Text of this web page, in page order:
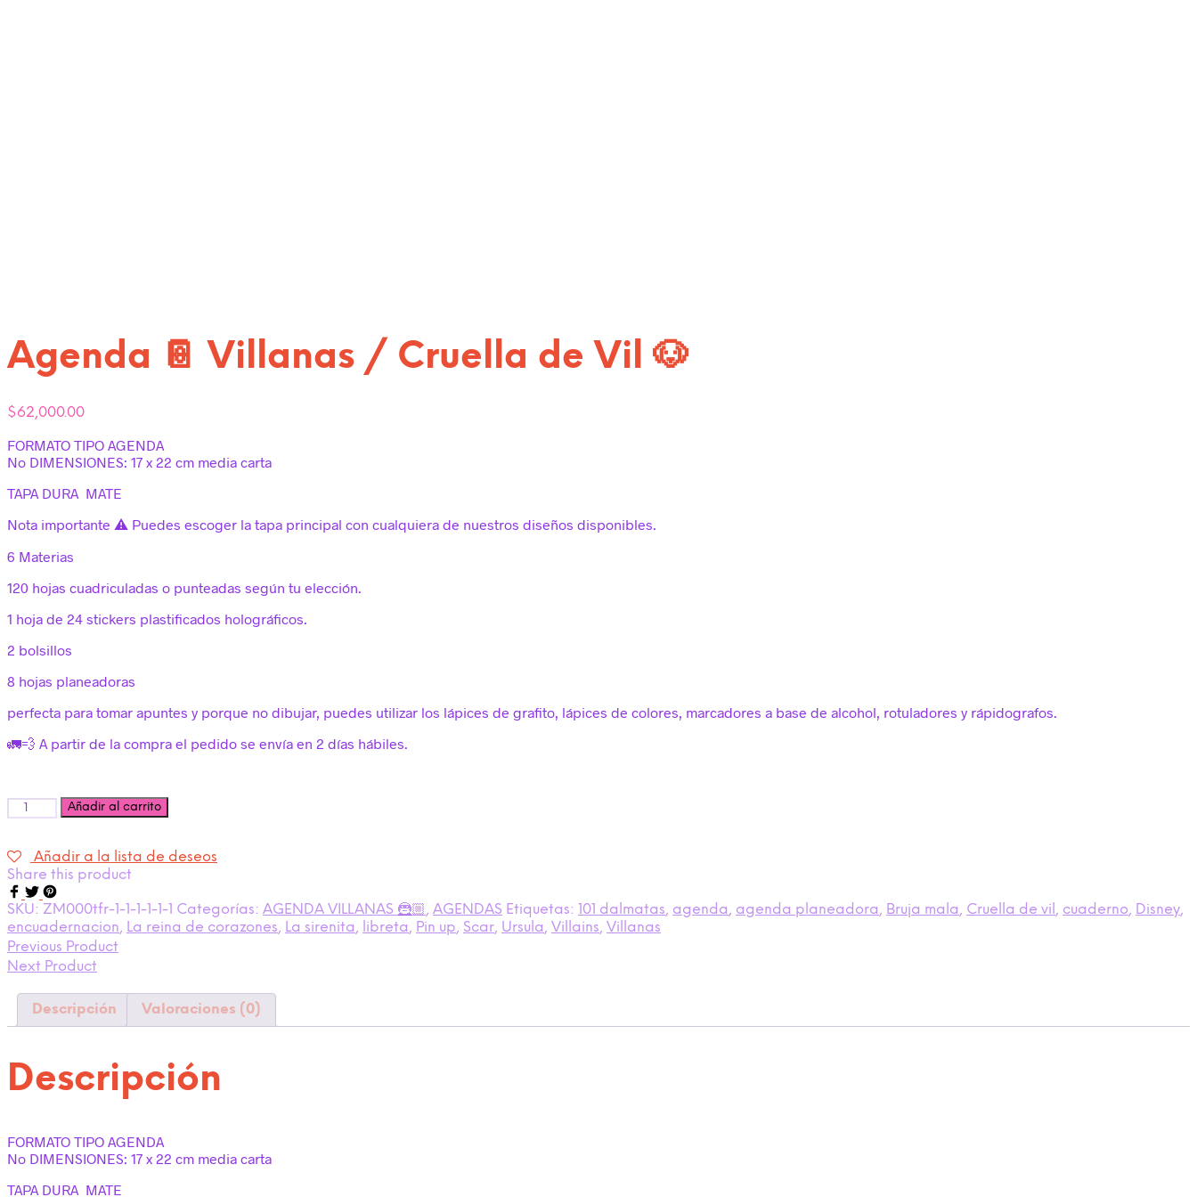
Agenda 📔 Villanas / Cruella de Vil 🐶
$62,000.00
FORMATO TIPO AGENDA
No DIMENSIONES: 17 x 22 cm media carta
TAPA DURA MATE
Nota importante ⚠️ Puedes escoger la tapa principal con cualquiera de nuestros diseños disponibles.
6 Materias
120 hojas cuadriculadas o punteadas según tu elección.
1 hoja de 24 stickers plastificados holográficos.
2 bolsillos
8 hojas planeadoras
perfecta para tomar apuntes y porque no dibujar, puedes utilizar los lápices de grafito, lápices de colores, marcadores a base de alcohol, rotuladores y rápidografos.
🚛💨 A partir de la compra el pedido se envía en 2 días hábiles.
CantidadAñadir al carrito
Añadir a la lista de deseos
Share this product
SKU: ZM000tfr-1-1-1-1-1-1 Categorías: AGENDA VILLANAS 🦹🏼, AGENDAS Etiquetas: 101 dalmatas, agenda, agenda planeadora, Bruja mala, Cruella de vil , cuaderno, Disney,
encuadernacion, La reina de corazones, La sirenita, libreta, Pin up, Scar, Ursula, Villains, Villanas
Previous Product
Next Product
Descripción Valoraciones (0)
Descripción
FORMATO TIPO AGENDA
No DIMENSIONES: 17 x 22 cm media carta
TAPA DURA MATE